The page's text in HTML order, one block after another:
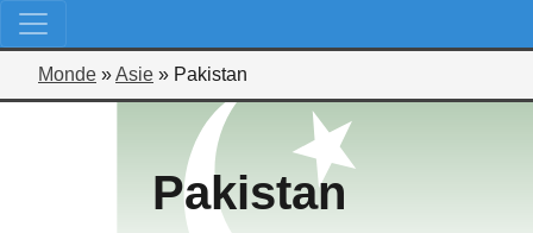
Monde »Asie » Pakistan
Pakistan